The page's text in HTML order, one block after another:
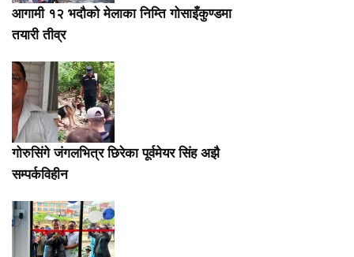
आगामी १२ भदौको मेलाका निम्ति गोसाइँकुण्डमा
तयारी तीव्र
गोरुसिंगे जंगलभित्र छिरेका पूर्वमेयर सिंह अझै
सम्पर्कविहीन